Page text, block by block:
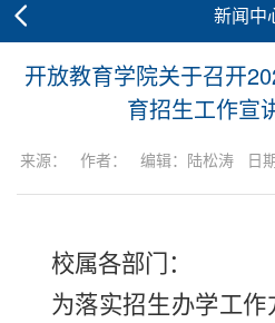
新闻中
开放教育学院关于召开
育招生工作宣
来源： 作者： 编辑：陆松涛 日
校属各部门：
为落实招生办学工